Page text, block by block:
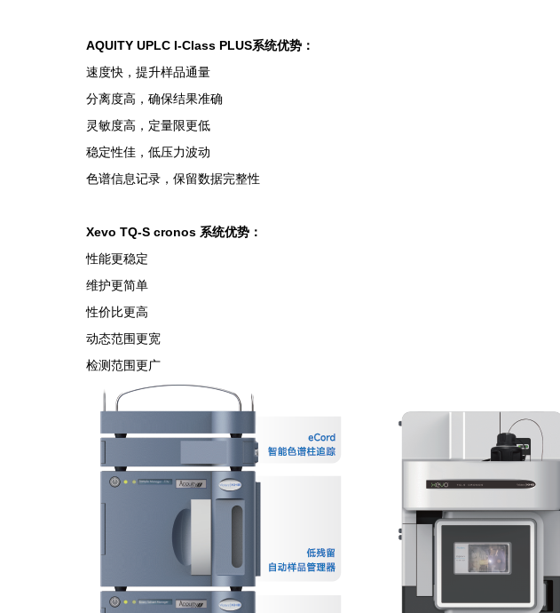
AQUITY UPLC I-Class PLUS系统优势：
速度快，提升样品通量
分离度高，确保结果准确
灵敏度高，定量限更低
稳定性佳，低压力波动
色谱信息记录，保留数据完整性
Xevo TQ-S cronos 系统优势：
性能更稳定
维护更简单
性价比更高
动态范围更宽
检测范围更广